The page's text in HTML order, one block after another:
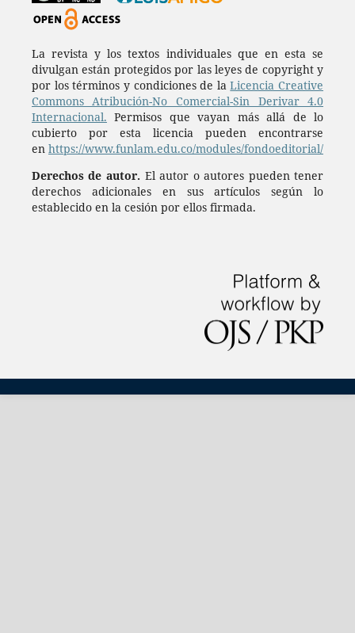
La revista y los textos individuales que en esta se
divulgan están protegidos por las leyes de copyright y
por los términos y condiciones de laLicencia Creative
Commons Atribución-No Comercial-Sin Derivar 4.0
Internacional. Permisos que vayan más allá de lo
cubierto por esta licencia pueden encontrarse
en https://www.funlam.edu.co/modules/fondoeditorial/
Derechos de autor. El autor o autores pueden tener
derechos adicionales en sus artículos según lo
establecido en la cesión por ellos firmada.